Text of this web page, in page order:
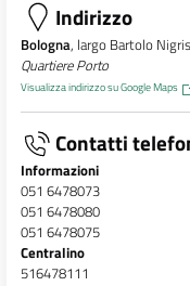
Indirizzo
Bologna, largo Bartolo
Quartiere Porto
Visualizza indirizzo su Google Maps
Contatti
Informazioni
051 6478073
051 6478080
051 6478075
Centralino
516478111